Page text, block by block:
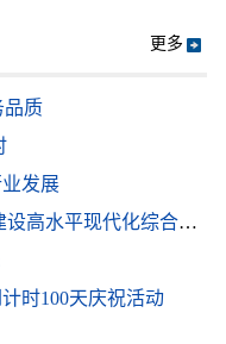
更多
品质
发展
水平现代化综合大学
时100天庆祝活动